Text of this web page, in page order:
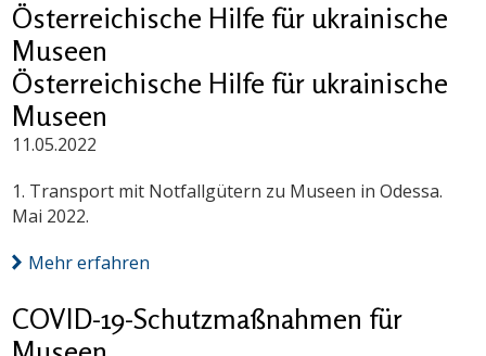
Österreichische Hilfe für ukrainische
Museen
Österreichische Hilfe für ukrainische
Museen
11.05.2022
1. Transport mit Notfallgütern zu Museen in Odessa.
Mai 2022.
Mehr erfahren
COVID-19-Schutzmaßnahmen für